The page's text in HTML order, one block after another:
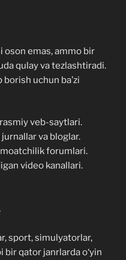
oson emas, ammo bir
qulay va tezlashtiradi.
uchun ba’zi
veb-saytlari.
va bloglar.
forumlari.
video kanallari.
sport, simulyatorlar,
qator janrlarda o‘yin